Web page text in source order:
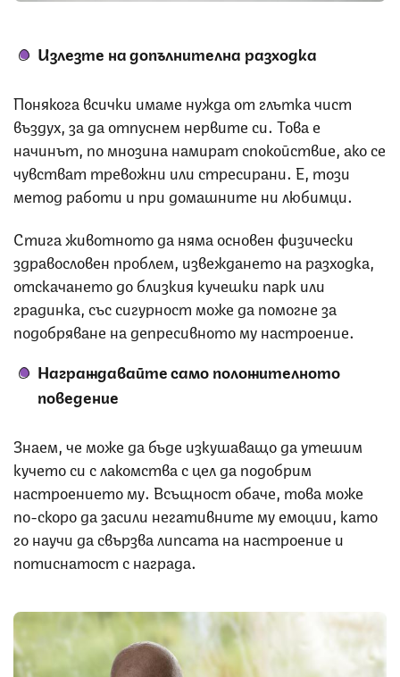
Излезте на допълнителна разходка
Понякога всички имаме нужда от глътка чист
въздух, за да отпуснем нервите си. Това е
начинът, по мнозина намират спокойствие, ако се
чувстват тревожни или стресирани. Е, този
метод работи и при домашните ни любимци.
Стига животното да няма основен физически
здравословен проблем, извеждането на разходка,
отскачането до близкия кучешки парк или
градинка, със сигурност може да помогне за
подобряване на депресивното му настроение.
Награждавайте само положителното
поведение
Знаем, че може да бъде изкушаващо да утешим
кучето си с лакомства с цел да подобрим
настроението му. Всъщност обаче, това може
по-скоро да засили негативните му емоции, като
го научи да свързва липсата на настроение и
потиснатост с награда.